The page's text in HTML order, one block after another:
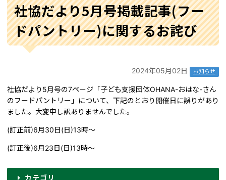
カテゴリ
社協だより5月号掲載記事(フー
ドパントリー)に関するお詫び
2024年05月02日 お知らせ
社協だより5月号の7ページ「子ども支援団体OHANA-おはな-さん
のフードパントリー」について、下記のとおり開催日に誤りがあり
ました。大変申し訳ありませんでした。
(訂正前)6月30日(日)13時～
(訂正後)6月23日(日)13時～